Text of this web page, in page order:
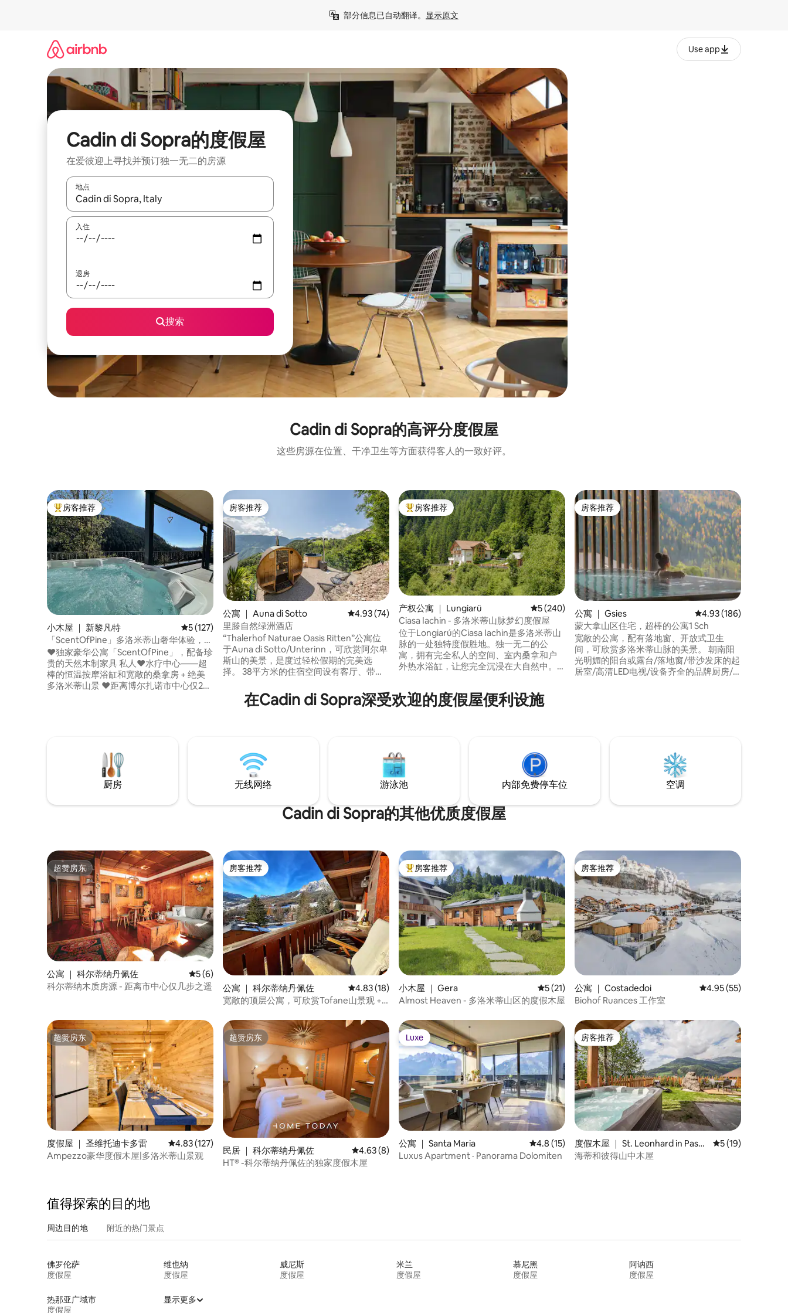
部分信息已自动翻译。 显示原文
Use app
Cadin di Sopra的度假屋
在爱彼迎上寻找并预订独一无二的房源
地点
如有搜索结果，请使用上下方向键查看，或通过点击或滑动手势浏览。
入住
退房
搜索
Cadin di Sopra的高评分度假屋
这些房源在位置、干净卫生等方面获得客人的一致好评。
热门「房客推荐」
房客推荐
小木屋 ｜ 新黎凡特 平均评分 5 分（满分 5 分），共 127 条评价
5 (127)
「ScentOfPine」多洛米蒂山奢华体验，配
备漩涡按摩浴缸和桑拿
♥️独家豪华公寓「ScentOfPine」，配备珍
贵的天然木制家具 私人♥️水疗中心——超
棒的恒温按摩浴缸和宽敞的桑拿房 + 绝美
多洛米蒂山景 ♥️距离博尔扎诺市中心仅25
房客推荐
房客推荐
公寓 ｜ Auna di Sotto 平均评分 4.93 分（满分 5 分），共 74 条评价
4.93 (74)
里滕自然绿洲酒店
“Thalerhof Naturae Oasis Ritten”公寓位
于Auna di Sotto/Unterinn，可欣赏阿尔卑
斯山的美景，是度过轻松假期的完美选
择。 38平方米的住宿空间设有客厅、带洗
2位房客。 便利设施包括无线网络和电视。
提供带桑拿房和漩涡按摩浴缸的健康区，
热门「房客推荐」
房客推荐
产权公寓 ｜ Lungiarü 平均评分 5 分（满分 5 分），共 240 条评价
5 (240)
Ciasa Iachin - 多洛米蒂山脉梦幻度假屋
位于Longiarú的Ciasa Iachin是多洛米蒂山
脉的一处独特度假胜地。独一无二的公
寓，拥有完全私人的空间、室内桑拿和户
外热水浴缸，让您完全沉浸在大自然中。
莱和法内斯-塞内斯-布拉耶斯自然公园的壮
丽景色。直接进入徒步道、山地自行车
道，靠近滑雪胜地Plan de Corones和Alta
房客推荐
房客推荐
公寓 ｜ Gsies 平均评分 4.93 分（满
4.93 (186)
蒙大拿山区住宅，超棒的公寓1 Sch
宽敞的公寓，配有落地窗、开放式卫生
间，可欣赏多洛米蒂山脉的美景。 朝南阳
光明媚的阳台或露台/落地窗/带沙发床的起
居室/高清LED电视/设备齐全的品牌厨房/
在Cadin di Sopra深受欢迎的度假屋便利设施
厨房 无线网络 游泳池 内部免费停车位 空调
Cadin di Sopra的其他优质度假屋
超赞房东
超赞房东
公寓 ｜ 科尔蒂纳丹佩佐 平均评分 5 分（满分 5 分），共 6 条评价
5 (6)
科尔蒂纳木质房源 - 距离市中心仅几步之遥
房客推荐
房客推荐
公寓 ｜ 科尔蒂纳丹佩佐 平均评分 4.83 分（满分 5 分），共 18 条评价
4.83 (18)
宽敞的顶层公寓，可欣赏Tofane山景观 +
热门「房客推荐」
房客推荐
小木屋 ｜ Gera 平均评分 5 分（满分 5 分），共 21 条评价
5 (21)
Almost Heaven - 多洛米蒂山区的度假木屋
房客推荐
房客推荐
公寓 ｜ Costadedoi 平均评分 4.95 分（满
4.95 (55)
Biohof Ruances 工作室
超赞房东
超赞房东
度假屋 ｜ 圣维托迪卡多雷 平均评分 4.83 分（满分 5 分），共 127 条评价
4.83 (127)
Ampezzo豪华度假木屋|多洛米蒂山景观
超赞房东
超赞房东
民居 ｜ 科尔蒂纳丹佩佐 平均评分 4.63 分（满分 5 分），共 8 条评价
4.63 (8)
HT® -科尔蒂纳丹佩佐的独家度假木屋
Luxe
Luxe
公寓 ｜ Santa Maria 平均评分 4.8 分（满分 5 分），共 15 条评价
4.8 (15)
Luxus Apartment · Panorama Dolomiten
房客推荐
房客推荐
度假木屋 ｜ St. Leonhard in Passe
ier
平均评分 5 分（满
5 (19)
海蒂和彼得山中木屋
值得探索的目的地
周边目的地 附近的热门景点
佛罗伦萨
度假屋
维也纳
度假屋
威尼斯
度假屋
米兰
度假屋
慕尼黑
度假屋
阿讷西
度假屋
热那亚广域市
度假屋
显示更多